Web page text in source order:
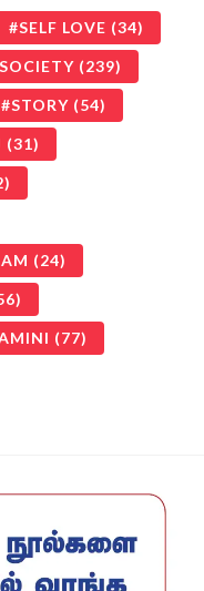
SELF LOVE (34)
SOCIETY (239)
STORY (54)
(31)
(24)
(77)